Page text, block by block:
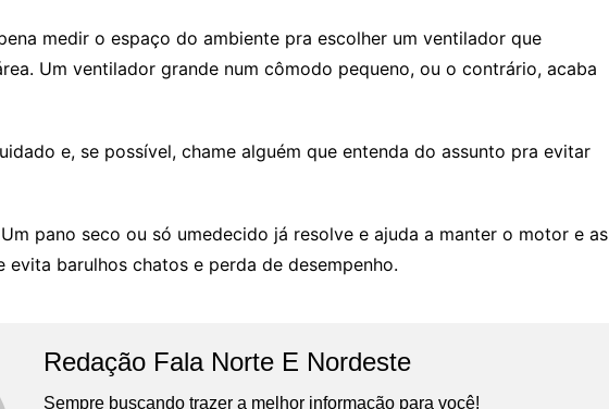
medir o espaço do ambiente pra escolher um ventilador que
Um ventilador grande num cômodo pequeno, ou o contrário, acaba
e, se possível, chame alguém que entenda do assunto pra evitar
pano seco ou só umedecido já resolve e ajuda a manter o motor e as
evita barulhos chatos e perda de desempenho.
Redação Fala Norte E Nordeste
Sempre buscando trazer a melhor informação para você!